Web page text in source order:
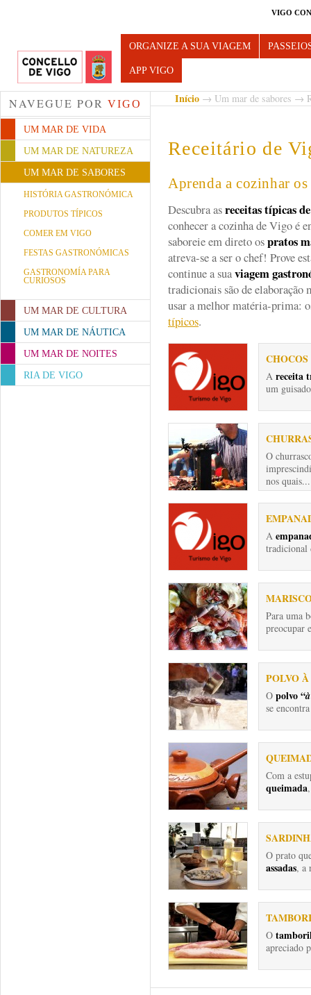
VIGO
Turismo de Vigo
ORGANIZE A SUA VIAGEM
APP VIGO
NAVEGUE POR VIGO
UM MAR DE VIDA
UM MAR DE NATUREZA
UM MAR DE SABORES
HISTÓRIA GASTRONÓMICA
PRODUTOS TÍPICOS
COMER EM VIGO
FESTAS GASTRONÓMICAS
GASTRONOMÍA PARA
CURIOSOS
UM MAR DE CULTURA
UM MAR DE NÁUTICA
UM MAR DE NOITES
RIA DE VIGO
Início → Um mar de sabores →
Receitário de
Aprenda a cozinhar
Descubra asreceitas típicas
conhecer a cozinha de Vigo é
saboreie em direto ospratos
atreva-se a ser o chef! Prove
continue a suaviagem
tradicionais são de elaboração
usar a melhor matéria-prima:
típicos.
A receita
um
O
nos quais...
A
tradicional
Para uma
preocupar
POLVO
O polvo “
se
Com a
queimada
O prato
assadas, a
O
apreciado